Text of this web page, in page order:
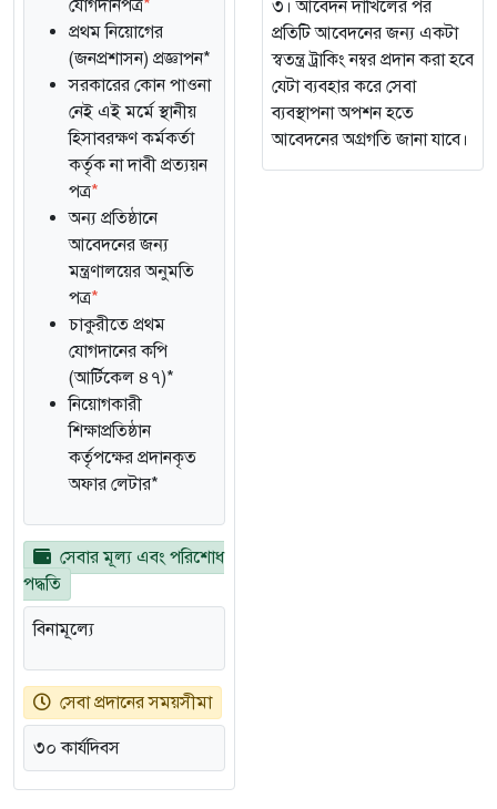
যোগদানপত্র*
প্রথম নিয়োগের
(জনপ্রশাসন) প্রজ্ঞাপন*
সরকারের কোন পাওনা
নেই এই মর্মে স্থানীয়
হিসাবরক্ষণ কর্মকর্তা
কর্তৃক না দাবী প্রত্যয়ন
পত্র*
অন্য প্রতিষ্ঠানে
আবেদনের জন্য
মন্ত্রণালয়ের অনুমতি
পত্র*
চাকুরীতে প্রথম
যোগদানের কপি
(আর্টিকেল ৪৭)*
নিয়োগকারী
শিক্ষাপ্রতিষ্ঠান
কর্তৃপক্ষের প্রদানকৃত
অফার লেটার*
সেবার মূল্য এবং পরিশোধ
পদ্ধতি
বিনামূল্যে
সেবা প্রদানের সময়সীমা
৩০ কার্যদিবস
৩। আবেদন দাখিলের পর
প্রতিটি আবেদনের জন্য একটা
স্বতন্ত্র ট্রাকিং নম্বর প্রদান করা হবে
যেটা ব্যবহার করে সেবা
ব্যবস্থাপনা অপশন হতে
আবেদনের অগ্রগতি জানা যাবে।